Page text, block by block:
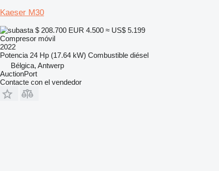
Kaeser M30
$ 208.700 EUR 4.500 ≈ US$ 5.199
Compresor móvil
2022
Potencia 24 Hp (17.64 kW) Combustible diésel
Bélgica, Antwerp
AuctionPort
Contacte con el vendedor